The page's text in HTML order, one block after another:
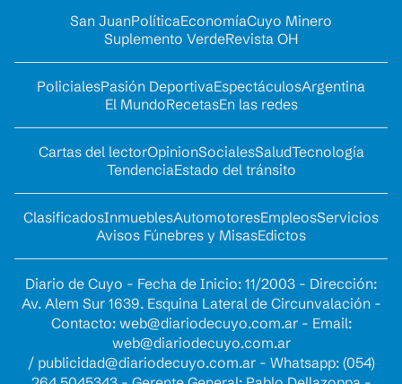
San JuanPolíticaEconomíaCuyo Minero
Suplemento VerdeRevista OH
PolicialesPasión DeportivaEspectáculosArgentina
El MundoRecetasEn las redes
Cartas del lectorOpinionSocialesSaludTecnología
TendenciaEstado del tránsito
ClasificadosInmueblesAutomotoresEmpleosServicios
Avisos Fúnebres y MisasEdictos
Diario de Cuyo - Fecha de Inicio: 11/2003 - Dirección:
Av. Alem Sur 1639. Esquina Lateral de Circunvalación -
Contacto: web@diariodecuyo.com.ar- Email:
web@diariodecuyo.com.ar
/ publicidad@diariodecuyo.com.ar- Whatsapp: (054)